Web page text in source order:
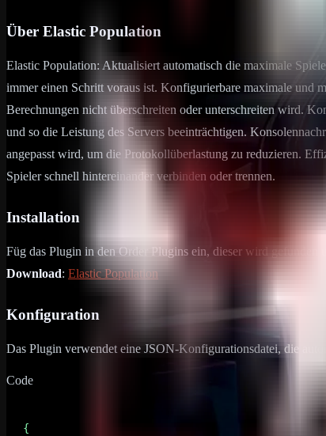
Über Elastic Population
Elastic Population: Aktualisiert automatisch die maximale
immer einen Schritt voraus ist. Konfigurierbare maximale und
Berechnungen nicht überschreiten oder unterschreiten wird.
und so die Leistung des Servers beeinträchtigen.
angepasst wird, um die Protokollüberlastung zu reduzieren.
Spieler schnell hintereinander verbinden oder trennen.
Installation
Füg das Plugin in den Order Plugins ein, dieser wird gefunden
Download: Elastic Population
Konfiguration
Das Plugin verwendet eine JSON-Konfigurationsdatei, die
Code